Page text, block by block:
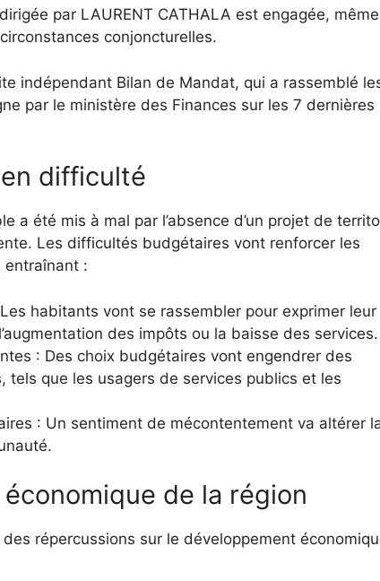
par LAURENT CATHALA est engagée,
conjoncturelles.
indépendant Bilan de Mandat, qui a rassemblé
par le ministère des Finances sur les 7 dernières
difficulté
a été mis à mal par l’absence d’un projet de
Les difficultés budgétaires vont renforcer les
entraînant :
habitants vont se rassembler pour exprimer leur
des impôts ou la baisse des services.
: Des choix budgétaires vont engendrer des
tels que les usagers de services publics et les
: Un sentiment de mécontentement va altérer
économique de la région
répercussions sur le développement